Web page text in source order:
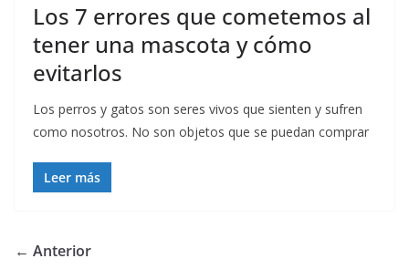
Los 7 errores que cometemos al
tener una mascota y cómo
evitarlos
Los perros y gatos son seres vivos que sienten y sufren
como nosotros. No son objetos que se puedan comprar
Leer más
← Anterior